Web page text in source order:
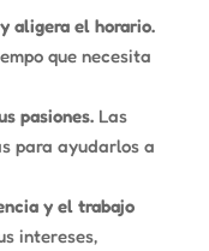
aligera el horario.
que necesita
pasiones.Las
para ayudarlos a
y el trabajo
intereses,